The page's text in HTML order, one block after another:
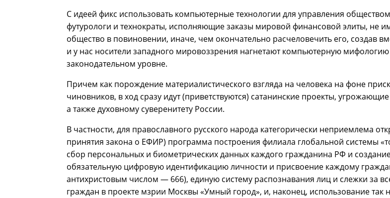
С идеей фикс использовать компьютерные технологии для управления
футурологи и технократы, исполняющие заказы мировой финансовой элиты, не
общество в повиновении, иначе, чем окончательно расчеловечить его, создав
и у нас носители западного мировоззрения нагнетают компьютерную
законодательном уровне.
Причем как порождение материалистического взгляда на человека на фоне
чиновников, в ход сразу идут (приветствуются) сатанинские проекты,
а также духовному суверенитету России.
В частности, для православного русского народа категорически неприемлема
принятия закона о ЕФИР) программа построения филиала глобальной системы
сбор персональных и биометрических данных каждого гражданина РФ и
обязательную цифровую идентификацию личности и присвоение каждому
антихристовым числом — 666), единую систему распознавания лиц и слежки за
граждан в проекте мзрии Москвы «Умный город», и, наконец, использование